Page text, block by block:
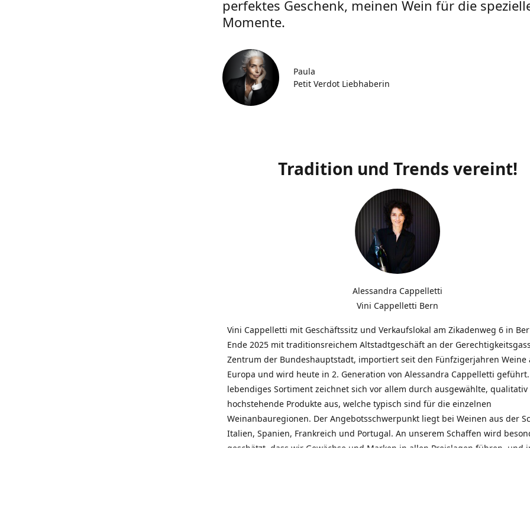
perfektes Geschenk, meinen Wein für die
Momente.
Paula
Petit Verdot Liebhaberin
Tradition und Trends vereint!
Alessandra Cappelletti
Vini Cappelletti Bern
Vini Cappelletti mit Geschäftssitz und Verkaufslokal am Zikadenweg 6 in
Ende 2025 mit traditionsreichem Altstadtgeschäft an der
Zentrum der Bundeshauptstadt, importiert seit den Fünfzigerjahren Weine
Europa und wird heute in 2. Generation von Alessandra Cappelletti
lebendiges Sortiment zeichnet sich vor allem durch ausgewählte, qualitativ
hochstehende Produkte aus, welche typisch sind für die einzelnen
Weinanbauregionen. Der Angebotsschwerpunkt liegt bei Weinen aus der
Italien, Spanien, Frankreich und Portugal. An unserem Schaffen wird
geschätzt, dass wir Gewächse und Marken in allen Preislagen führen, und